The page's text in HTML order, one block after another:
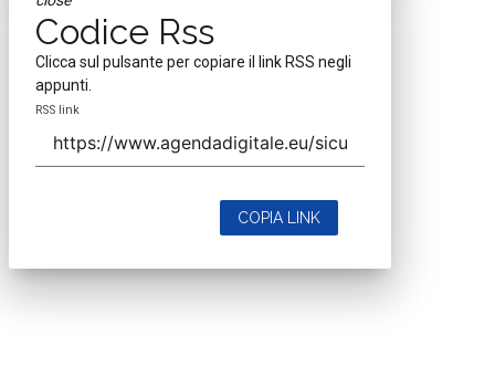
Codice Rss
Clicca sul pulsante per copiare il link RSS negli
appunti.
RSS link
COPIA LINK